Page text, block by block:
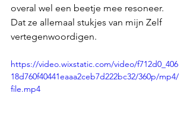
overal wel een beetje mee resoneer.
Dat ze allemaal stukjes van mijn Zelf
vertegenwoordigen.
https://video.wixstatic.com/video/f712d0_406
18d760f40441eaaa2ceb7d222bc32/360p/mp4/
file.mp4